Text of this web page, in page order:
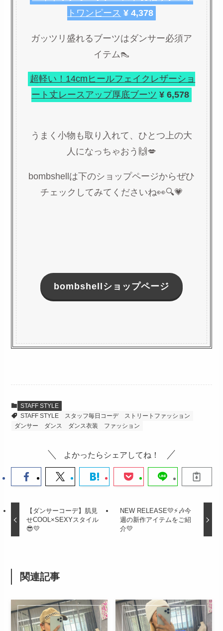
トワンピース ¥ 4,378
ガッツリ盛れるブーツはダンサー必須ア
イテム👠
超軽い！14cmヒールフェイクレザーショ
ート丈レースアップ厚底ブーツ ¥ 6,578
うまく小物も取り入れて、ひとつ上の大
人になっちゃおう🙌💋
bombshellは下のショップページからぜひ
チェックしてみてくださいね👀🔍💗
bombshellショップページ
STAFF STYLE
STAFF STYLE
スタッフ毎日コーデ
ストリートファッション
ダンサー
ダンス ダンス衣装 ファッション
よかったらシェアしてね！
【ダンサーコーデ】肌見
せCOOL×SEXYスタイル
😎💛
NEW RELEASE💛⚡🎶今
週の新作アイテムをご紹
介💛
関連記事